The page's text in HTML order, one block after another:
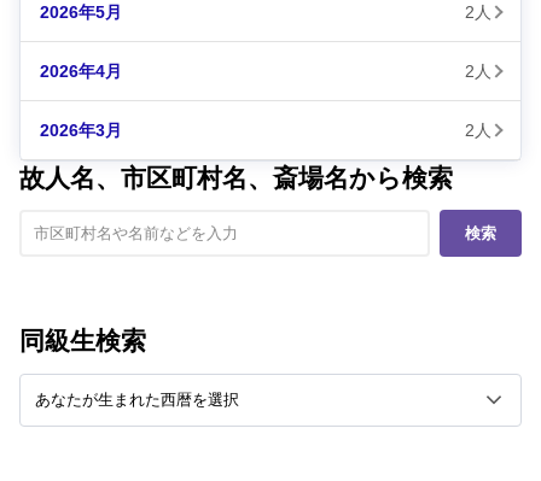
2026年5月 2人
2026年4月 2人
2026年3月 2人
故人名、市区町村名、斎場名から検索
検索
同級生検索